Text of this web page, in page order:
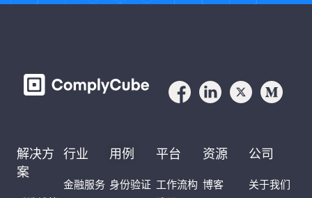
解决方
案
行业
金融服务
用例
身份验证
平台
工作流构
资源
博客
公司
关于我们